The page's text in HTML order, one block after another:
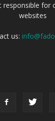
responsible for
websites
us: